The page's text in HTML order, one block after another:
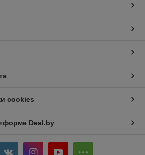
cookies
Deal.by